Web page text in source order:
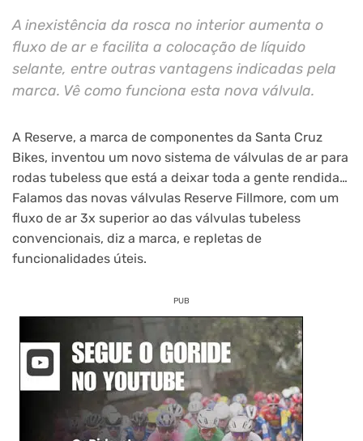
A inexistência da rosca no interior aumenta o
fluxo de ar e facilita a colocação de líquido
selante, entre outras vantagens indicadas pela
marca. Vê como funciona esta nova válvula.
A Reserve, a marca de componentes da Santa Cruz
Bikes, inventou um novo sistema de válvulas de ar para
rodas tubeless que está a deixar toda a gente rendida…
Falamos das novas válvulas Reserve Fillmore, com um
fluxo de ar 3x superior ao das válvulas tubeless
convencionais, diz a marca, e repletas de
funcionalidades úteis.
PUB